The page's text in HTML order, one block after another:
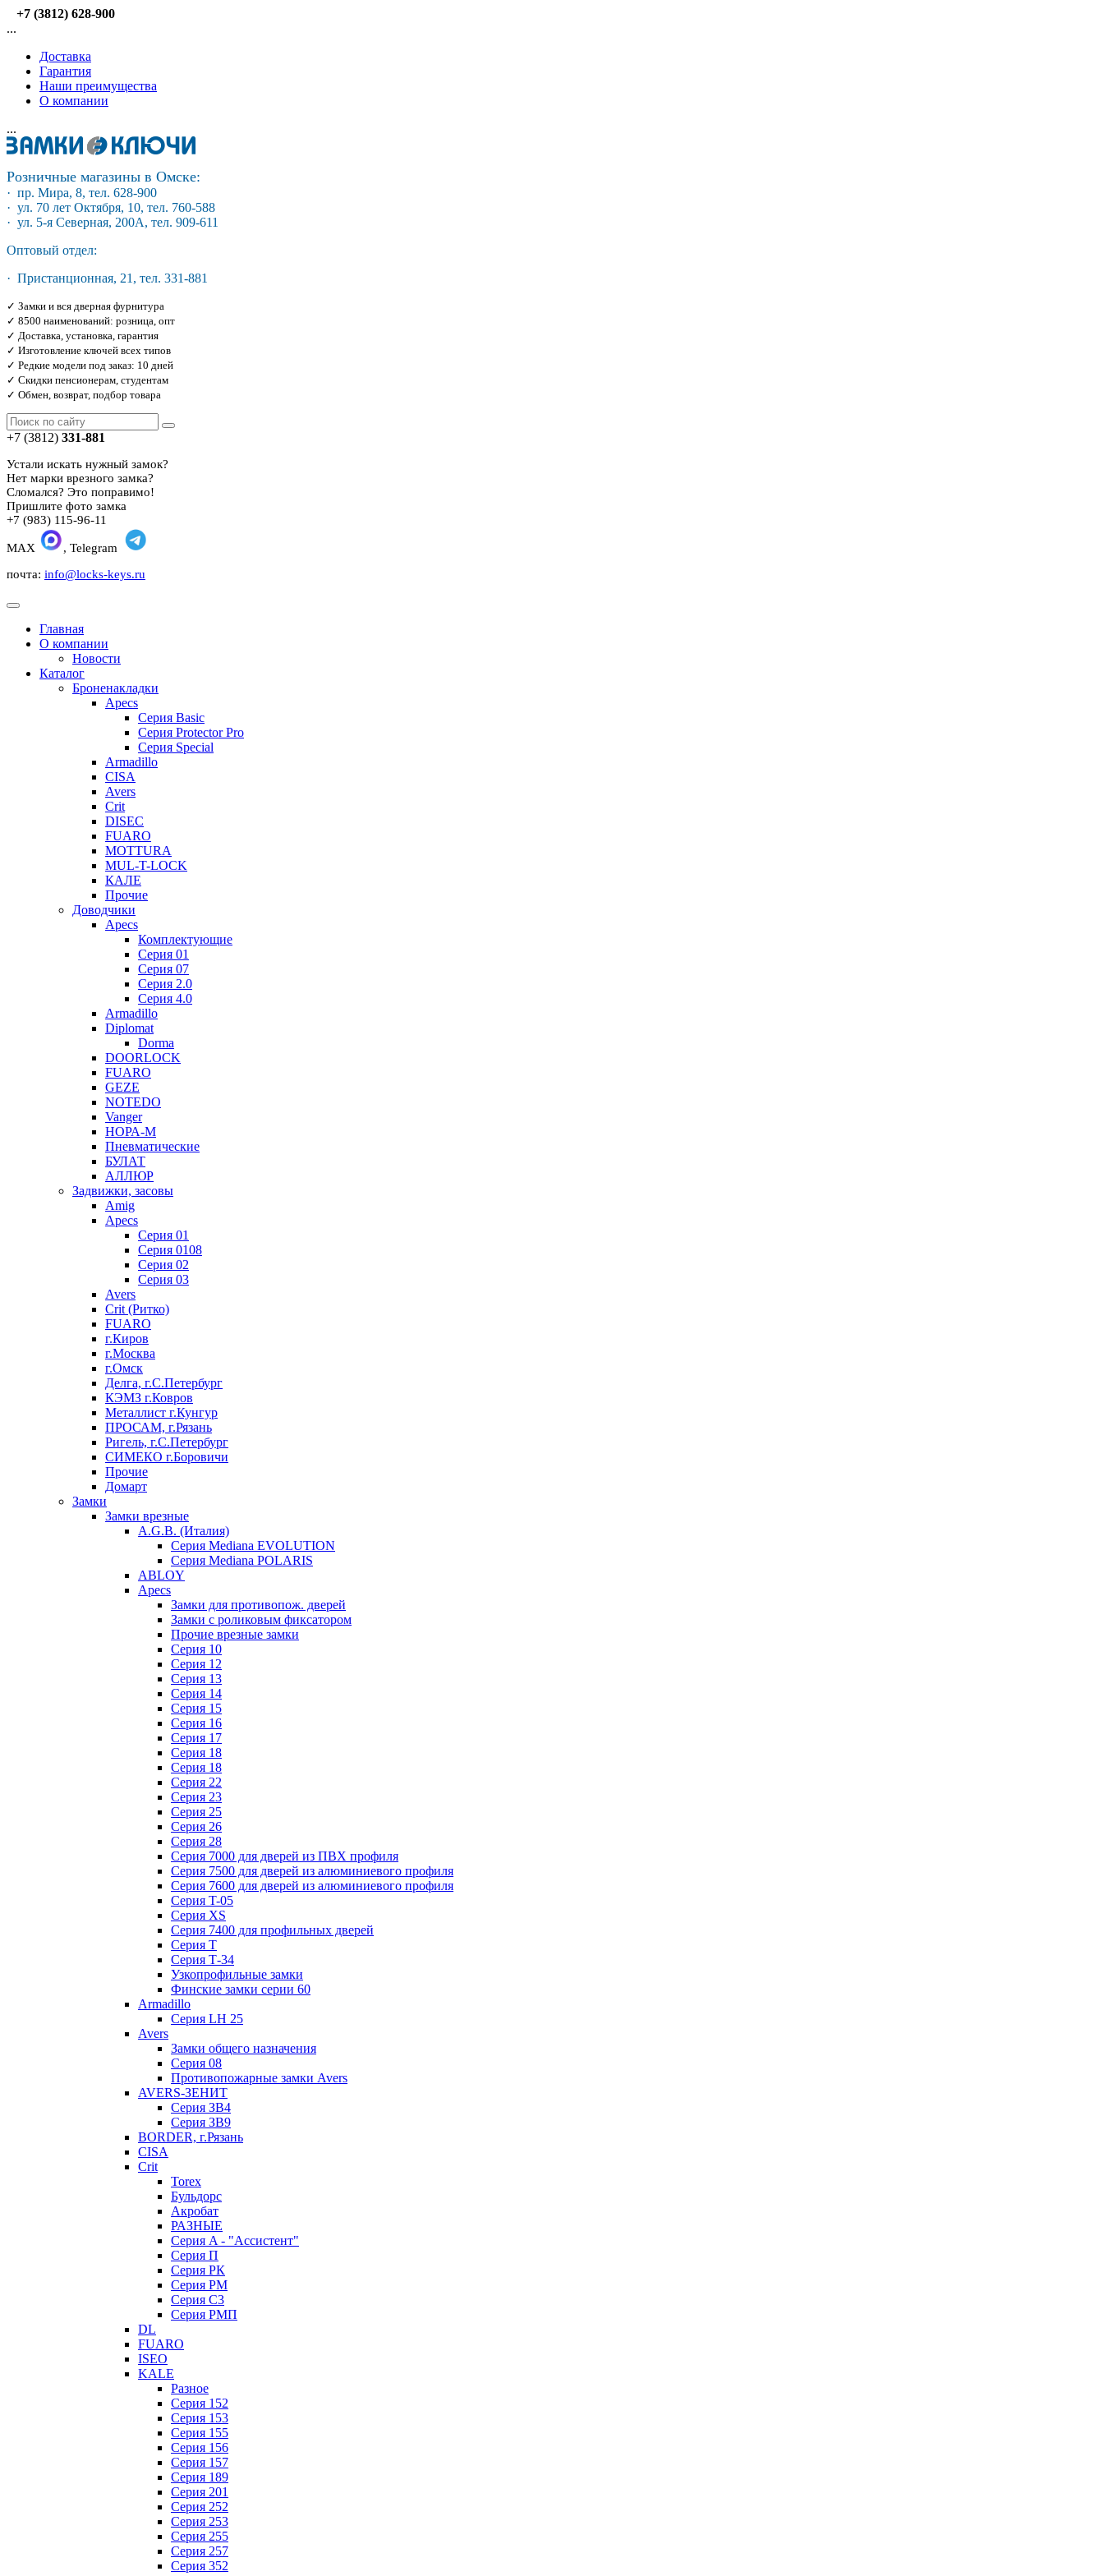
+7 (3812) 628-900
...
Доставка
Гарантия
Наши преимущества
О компании
...
Розничные магазины в Омске:
· пр. Мира, 8, тел. 628-900
· ул. 70 лет Октября, 10, тел. 760-588
· ул. 5-я Северная, 200А, тел. 909-611
Оптовый отдел:
· Пристанционная, 21, тел. 331-881
✓ Замки и вся дверная фурнитура
✓ 8500 наименований: розница, опт
✓ Доставка, установка, гарантия
✓ Изготовление ключей всех типов
✓ Редкие модели под заказ: 10 дней
✓ Скидки пенсионерам, студентам
✓ Обмен, возврат, подбор товара
+7 (3812) 331-881
Устали искать нужный замок?
Нет марки врезного замка?
Сломался? Это поправимо!
Пришлите фото замка
+7 (983) 115-96-11
MAX
, Telegram
почта: info@locks-keys.ru
Главная
О компании
Новости
Каталог
Броненакладки
Apecs
Серия Basic
Серия Protector Pro
Серия Special
Armadillo
CISA
Avers
Crit
DISEC
FUARO
MOTTURA
MUL-T-LOCK
КАЛЕ
Прочие
Доводчики
Apecs
Комплектующие
Серия 01
Серия 07
Серия 2.0
Серия 4.0
Armadillo
Diplomat
Dorma
DOORLOCK
FUARO
GEZE
NOTEDO
Vanger
НОРА-М
Пневматические
БУЛАТ
АЛЛЮР
Задвижки, засовы
Amig
Apecs
Серия 01
Серия 0108
Серия 02
Серия 03
Avers
Crit (Ритко)
FUARO
г.Киров
г.Москва
г.Омск
Делга, г.С.Петербург
КЭМЗ г.Ковров
Металлист г.Кунгур
ПРОСАМ, г.Рязань
Ригель, г.С.Петербург
СИМЕКО г.Боровичи
Прочие
Домарт
Замки
Замки врезные
A.G.B. (Италия)
Серия Mediana EVOLUTION
Серия Mediana POLARIS
ABLOY
Apecs
Замки для противопож. дверей
Замки с роликовым фиксатором
Прочие врезные замки
Серия 10
Серия 12
Серия 13
Серия 14
Серия 15
Серия 16
Серия 17
Серия 18
Серия 18
Серия 22
Серия 23
Серия 25
Серия 26
Серия 28
Серия 7000 для дверей из ПВХ профиля
Серия 7500 для дверей из алюминиевого профиля
Серия 7600 для дверей из алюминиевого профиля
Серия T-05
Серия XS
Серия 7400 для профильных дверей
Серия Т
Серия Т-34
Узкопрофильные замки
Финские замки серии 60
Armadillo
Серия LH 25
Avers
Замки общего назначения
Серия 08
Противопожарные замки Avers
AVERS-ЗЕНИТ
Серия ЗВ4
Серия ЗВ9
BORDER, г.Рязань
CISA
Crit
Torex
Бульдорс
Акробат
РАЗНЫЕ
Серия A - "Ассистент"
Серия П
Серия РК
Серия РМ
Серия С3
Серия РМП
DL
FUARO
ISEO
KALE
Разное
Серия 152
Серия 153
Серия 155
Серия 156
Серия 157
Серия 189
Серия 201
Серия 252
Серия 253
Серия 255
Серия 257
Серия 352